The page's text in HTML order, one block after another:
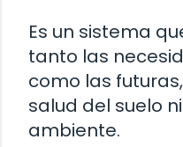
Es un sistema
tanto las
como las
salud del suelo
ambiente.